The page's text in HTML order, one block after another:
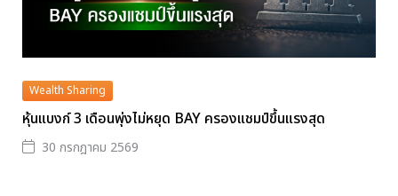
Wealth Sharing
หุ้นแบงก์ 3 เดือนพุ่งไม่หยุด BAY ครองแชมป์ขึ้นแรงสุด
30 กรกฎาคม 2569